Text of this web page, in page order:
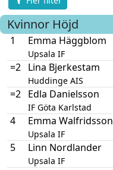
Kvinnor Höjd
1
Emma Häggblom
Upsala IF
=2 Lina Bjerkestam
Huddinge AIS
=2 Edla Danielsson
IF Göta Karlstad
4 Emma Walfridsson
Upsala IF
5 Linn Nordlander
Upsala IF